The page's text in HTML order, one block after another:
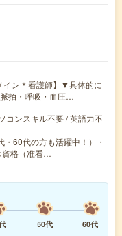
イン＊看護師】▼具体的に
拍・呼吸・血圧…
コンスキル不要 / 英語力不
60代の方も活躍中！）・
資格（准看…
50代
60代